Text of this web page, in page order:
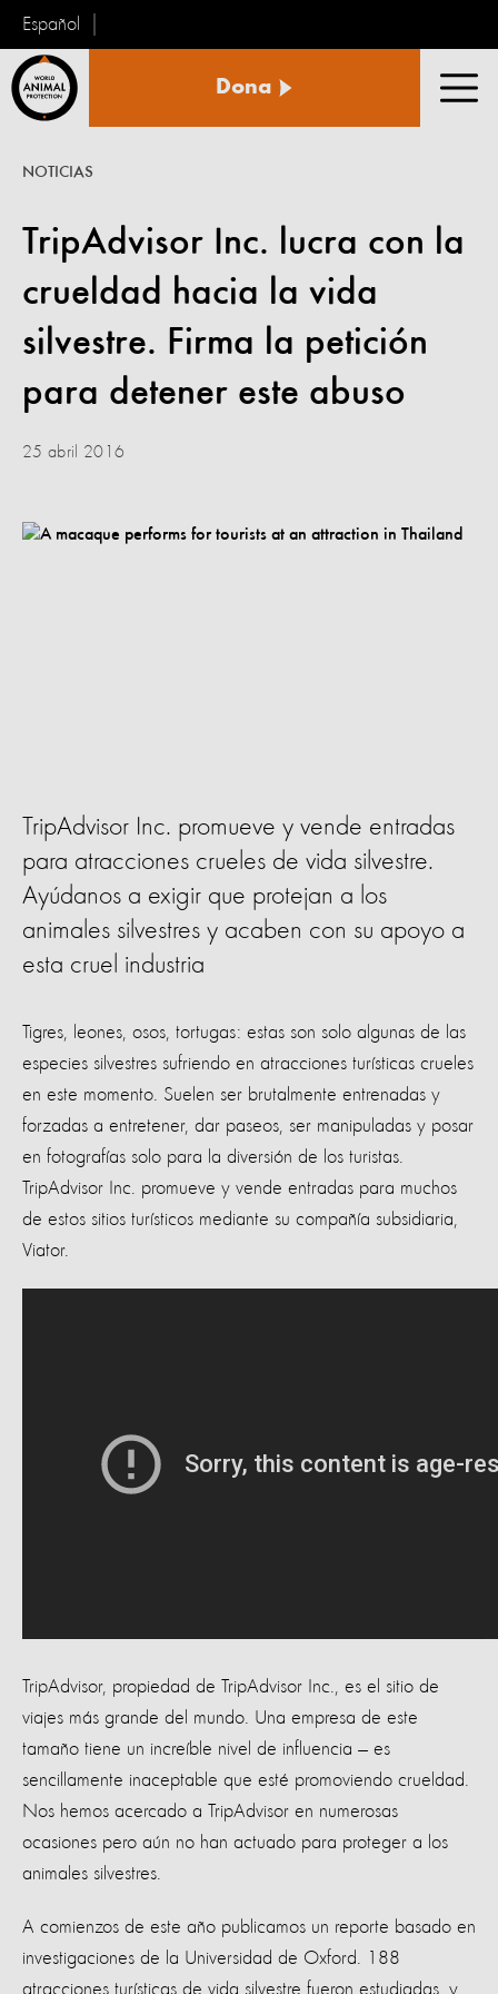
Español
Animal
Dona
TripAdvisor Inc. lucra con la
crueldad hacia la vida
silvestre. Firma la petición
para detener este abuso
NOTICIAS
25 abril 2016
TripAdvisor Inc. promueve y vende entradas
para atracciones crueles de vida silvestre.
Ayúdanos a exigir que protejan a los
animales silvestres y acaben con su apoyo a
esta cruel industria
Tigres, leones, osos, tortugas: estas son solo algunas de las
especies silvestres sufriendo en atracciones turísticas crueles
en este momento. Suelen ser brutalmente entrenadas y
forzadas a entretener, dar paseos, ser manipuladas y posar
en fotografías solo para la diversión de los turistas.
TripAdvisor Inc. promueve y vende entradas para muchos
de estos sitios turísticos mediante su compañía subsidiaria,
Viator.
TripAdvisor, propiedad de TripAdvisor Inc., es el sitio de
viajes más grande del mundo. Una empresa de este
tamaño tiene un increíble nivel de influencia — es
sencillamente inaceptable que esté promoviendo crueldad.
Nos hemos acercado a TripAdvisor en numerosas
ocasiones pero aún no han actuado para proteger a los
animales silvestres.
A comienzos de este año publicamos un reporte basado en
investigaciones de la Universidad de Oxford. 188
atracciones turísticas de vida silvestre fueron estudiadas, y